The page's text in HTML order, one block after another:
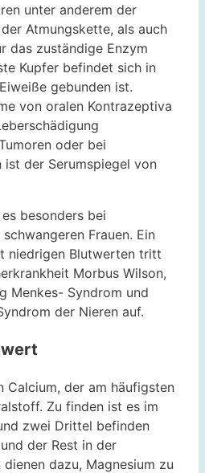
unter anderem der
Atmungskette, als auch
das zuständige Enzym
Kupfer befindet sich in
gebunden ist.
von oralen Kontrazeptiva
oder bei
ist der Serumspiegel von
besonders bei
Frauen. Ein
niedrigen Blutwerten tritt
Morbus Wilson,
Menkes- Syndrom und
der Nieren auf.
Calcium, der am häufigsten
Zu finden ist es im
zwei Drittel befinden
der Rest in der
dazu, Magnesium zu